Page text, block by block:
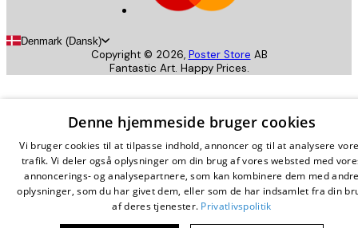
Denmark (Dansk)
Copyright © 2026, Poster Store AB
Fantastic Art. Happy Prices.
Denne hjemmeside bruger cookies
Vi bruger cookies til at tilpasse indhold, annoncer og til at analysere
trafik. Vi deler også oplysninger om din brug af vores websted med
annoncerings- og analysepartnere, som kan kombinere dem med
oplysninger, som du har givet dem, eller som de har indsamlet fra din
af deres tjenester. Privatlivspolitik